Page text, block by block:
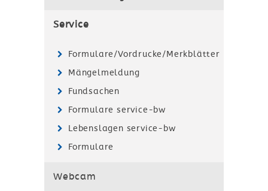
Service
Formulare/Vordrucke/Merkblätter
Mängelmeldung
Fundsachen
Formulare service-bw
Lebenslagen service-bw
Formulare
Webcam